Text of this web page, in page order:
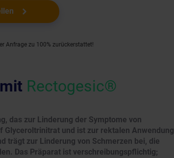
Anfrage zu 100% zurückerstattet!
Rectogesic®
das zur Linderung der Symptome von
und ist zur rektalen Anwendung
trägt zur Linderung von Schmerzen bei, die
Das Präparat ist verschreibungspflichtig;